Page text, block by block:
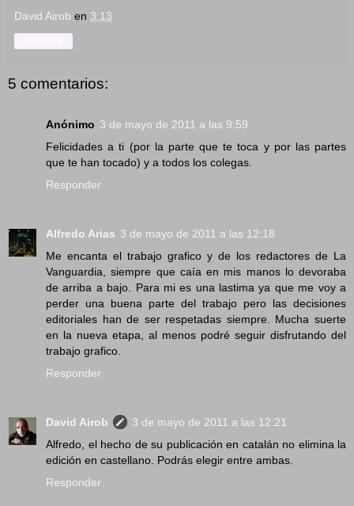
David Airob en 3:13
5 comentarios:
Anónimo 3 de mayo de 2011 a las 9:59
Felicidades a ti (por la parte que te toca y por las partes
que te han tocado) y a todos los colegas.
Responder
Alfredo Arias 3 de mayo de 2011 a las 12:18
Me encanta el trabajo grafico y de los redactores de La
Vanguardia, siempre que caía en mis manos lo devoraba
de arriba a bajo. Para mi es una lastima ya que me voy a
perder una buena parte del trabajo pero las decisiones
editoriales han de ser respetadas siempre. Mucha suerte
en la nueva etapa, al menos podré seguir disfrutando del
trabajo grafico.
Responder
David Airob
3 de mayo de 2011 a las 12:21
Alfredo, el hecho de su publicación en catalán no elimina la
edición en castellano. Podrás elegir entre ambas.
Responder